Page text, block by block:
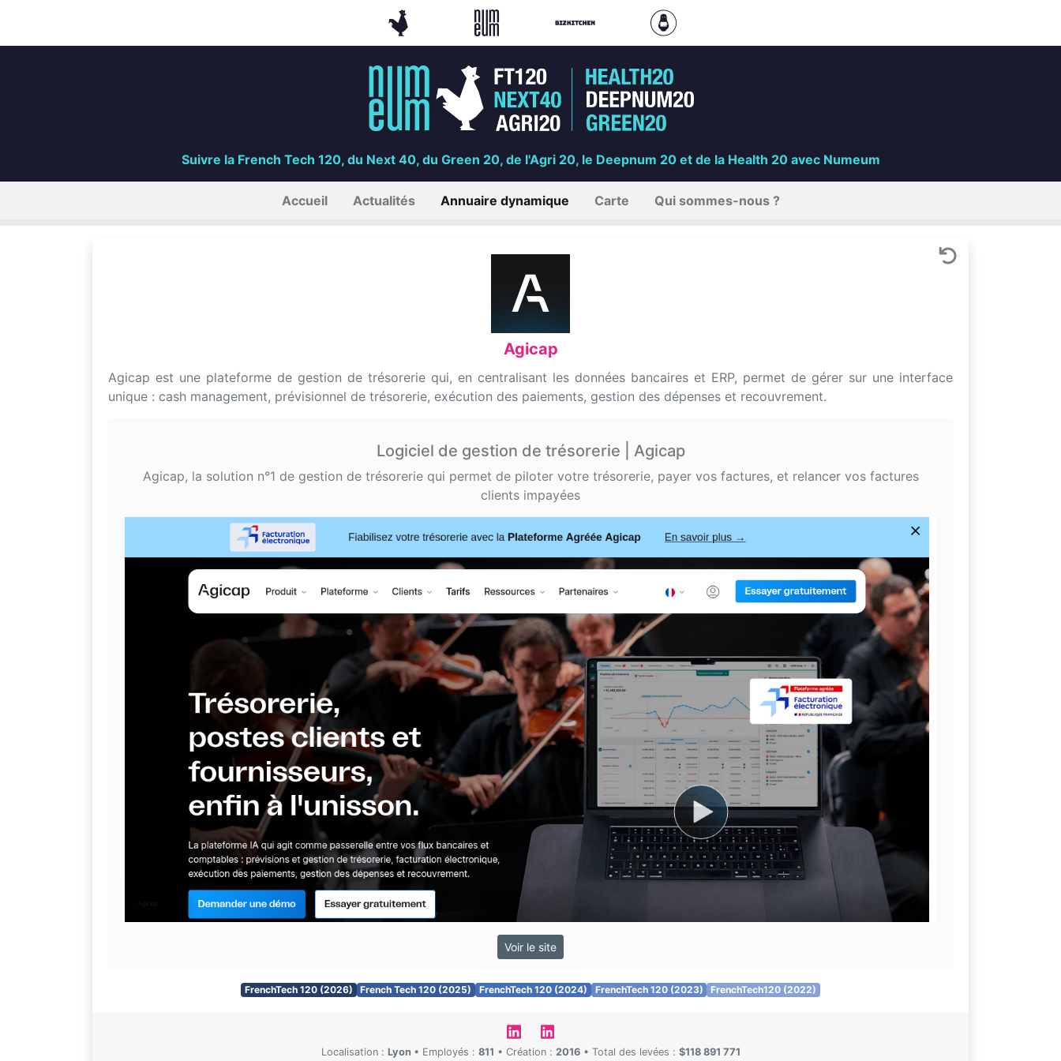
Suivre la French Tech 120, du Next 40, du Green 20, de l'Agri 20, le Deepnum 20 et de la Health 20 avec Numeum
Accueil Actualités Annuaire dynamique Carte Qui sommes-nous ?
Agicap
Agicap est une plateforme de gestion de trésorerie qui, en centralisant les données bancaires et ERP, permet de gérer sur une interface
unique : cash management, prévisionnel de trésorerie, exécution des paiements, gestion des dépenses et recouvrement.
Logiciel de gestion de trésorerie | Agicap
Agicap, la solution n°1 de gestion de trésorerie qui permet de piloter votre trésorerie, payer vos factures, et relancer vos factures
clients impayées
Voir le site
FrenchTech 120 (2026) French Tech 120 (2025) FrenchTech 120 (2024) FrenchTech 120 (2023) FrenchTech120 (2022)
Localisation : Lyon • Employés : 811 • Création : 2016 • Total des levées : $118 891 771